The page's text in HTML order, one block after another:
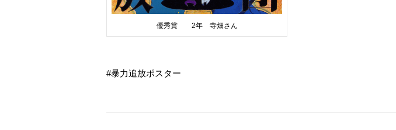
優秀賞 2年 寺畑さん
暴力追放ポスター